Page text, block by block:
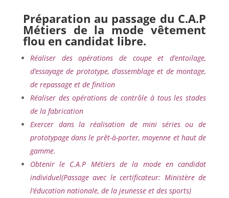
Préparation au passage du C.A.P
Métiers de la mode vêtement
flou en candidat libre.
Réaliser des opérations de coupe et d’entoilage,
d’essayage de prototype, d’assemblage et de montage,
de repassage et de finition
Réaliser des opérations de contrôle à tous les stades
de la fabrication
Exercer dans la réalisation de mini séries ou de
prototypage dans le prêt-à-porter, moyenne et haut de
gamme.
Obtenir le C.A.P Métiers de la mode en candidat
individuel(Passage avec le certificateur: Ministère de
l’éducation nationale, de la jeunesse et des sports)